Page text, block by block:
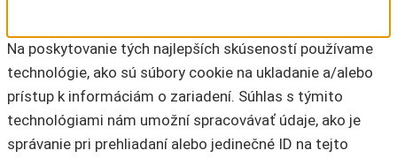
Na poskytovanie tých najlepších skúseností používame
technológie, ako sú súbory cookie na ukladanie a/alebo
prístup k informáciám o zariadení. Súhlas s týmito
technológiami nám umožní spracovávať údaje, ako je
správanie pri prehliadaní alebo jedinečné ID na tejto